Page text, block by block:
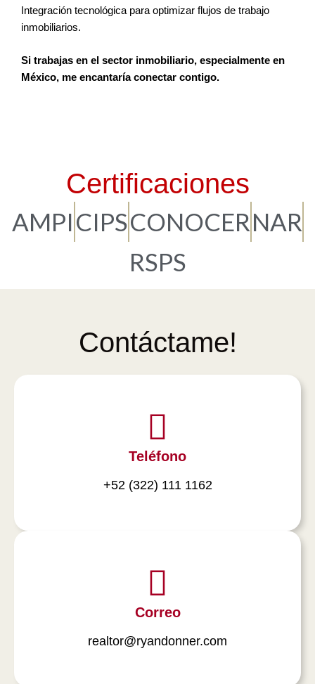
Integración tecnológica para optimizar flujos de trabajo
inmobiliarios.
Si trabajas en el sector inmobiliario, especialmente en
México, me encantaría conectar contigo.
Certificaciones
AMPICIPSCONOCERNAR
RSPS
Contáctame!
Teléfono
+52 (322) 111 1162
Correo
realtor@ryandonner.com